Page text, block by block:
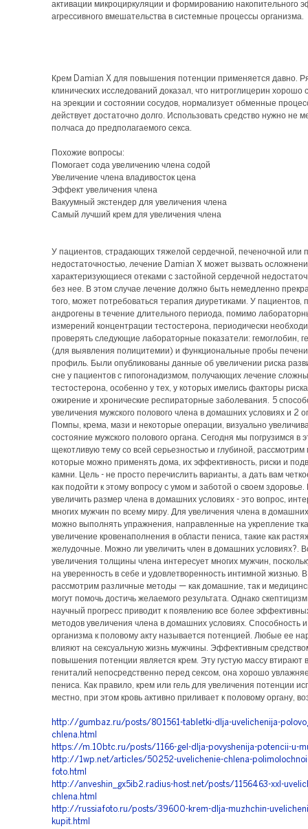
активации микроциркуляции и формированию накопительного
агрессивного вмешательства в системные процессы организма.
Крем Damian X для повышения потенции применяется давно.
клинических исследований доказал, что нитроглицерин хорошо
на эрекции и состоянии сосудов, нормализует обменные
действует достаточно долго. Использовать средство нужно не
полчаса до предполагаемого секса.
Похожие вопросы:
Помогает сода увеличению члена содой
Увеличение члена владивосток цена
Эффект увеличения члена
Вакуумный экстендер для увеличения члена
Самый лучший крем для увеличения члена
У пациентов, страдающих тяжелой сердечной, печеночной или
недостаточностью, лечение Damian X может вызвать
характеризующиеся отеками с застойной сердечной
без нее. В этом случае лечение должно быть немедленно
того, может потребоваться терапия диуретиками. У
андрогены в течение длительного периода, помимо
измерений концентрации тестостерона, периодически
проверять следующие лабораторные показатели: гемоглобин,
(для выявления полицитемии) и функциональные пробы
профиль. Были опубликованы данные об увеличении риска
сне у пациентов с гипогонадизмом, получающих лечение
тестостерона, особенно у тех, у которых имелись факторы
ожирение и хронические респираторные заболевания. 5
увеличения мужского полового члена в домашних условиях и 2
Помпы, крема, мази и некоторые операции, визуально
состояние мужского полового органа. Сегодня мы погрузимся в
щекотливую тему со всей серьезностью и глубиной,
которые можно применять дома, их эффективность, риски и
камни. Цель - не просто перечислить варианты, а дать вам
как подойти к этому вопросу с умом и заботой о своем здоровье.
увеличить размер члена в домашних условиях - это вопрос,
многих мужчин по всему миру. Для увеличения члена в
можно выполнять упражнения, направленные на укрепление
увеличение кровенаполнения в области пениса, такие как
желудочные. Можно ли увеличить член в домашних условиях?.
увеличения толщины члена интересует многих мужчин,
на уверенность в себе и удовлетворенность интимной жизнью. В
рассмотрим различные методы — как домашние, так и
могут помочь достичь желаемого результата. Однако
научный прогресс приводит к появлению все более
методов увеличения члена в домашних условиях. Способность и
организма к половому акту называется потенцией. Любые ее
влияют на сексуальную жизнь мужчины. Эффективным
повышения потенции является крем. Эту густую массу втирают
гениталий непосредственно перед сексом, она хорошо
пениса. Как правило, крем или гель для увеличения потенции
местно, при этом кровь активно приливает к половому органу,
http://gumbaz.ru/posts/801561-tabletki-dlja-uvelichenija-
chlena.html
https://m.10btc.ru/posts/1166-gel-dlja-povyshenija-potencii-u-
http://1wp.net/articles/50252-uvelichenie-chlena-
foto.html
http://anveshin_gx5ib2.radius-host.net/posts/1156463-xxl-
chlena.html
http://russiafoto.ru/posts/39600-krem-dlja-muzhchin-
kupit.html